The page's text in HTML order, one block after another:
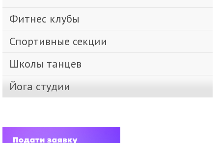
Фитнес клубы
Спортивные секции
Школы танцев
Йога студии